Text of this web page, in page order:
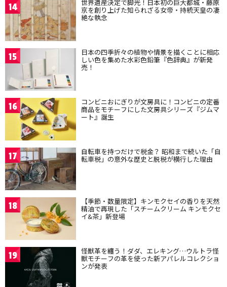
14 世界遺産決定で脚光！日本初の巨大都城・藤原
京を創り上げた知られざる女帝・持統天皇の凄
絶な執念
15 日本の四季折々の植物や情景を描くことに相応
しい色を集めた水彩色鉛筆『色辞典』が新発
売！
16 コンビニおにぎりが文房具に！コンビニの定番
商品をモチーフにした文房具シリーズ『ジムマ
ート』誕生
17 自転車を持つだけで税金？ 昭和まで続いた「自
転車税」の意外な歴史と脱税が横行した理由
18 【季節・数量限定】キンモクセイの香りを天然
精油で再現した「スチームクリーム キンモクセ
イ&茶」新登場
19 怪獣革を纏う！ダダ、エレキング…ウルトラ怪
獣モチーフの革を使った新アパレルコレクショ
ンが発表